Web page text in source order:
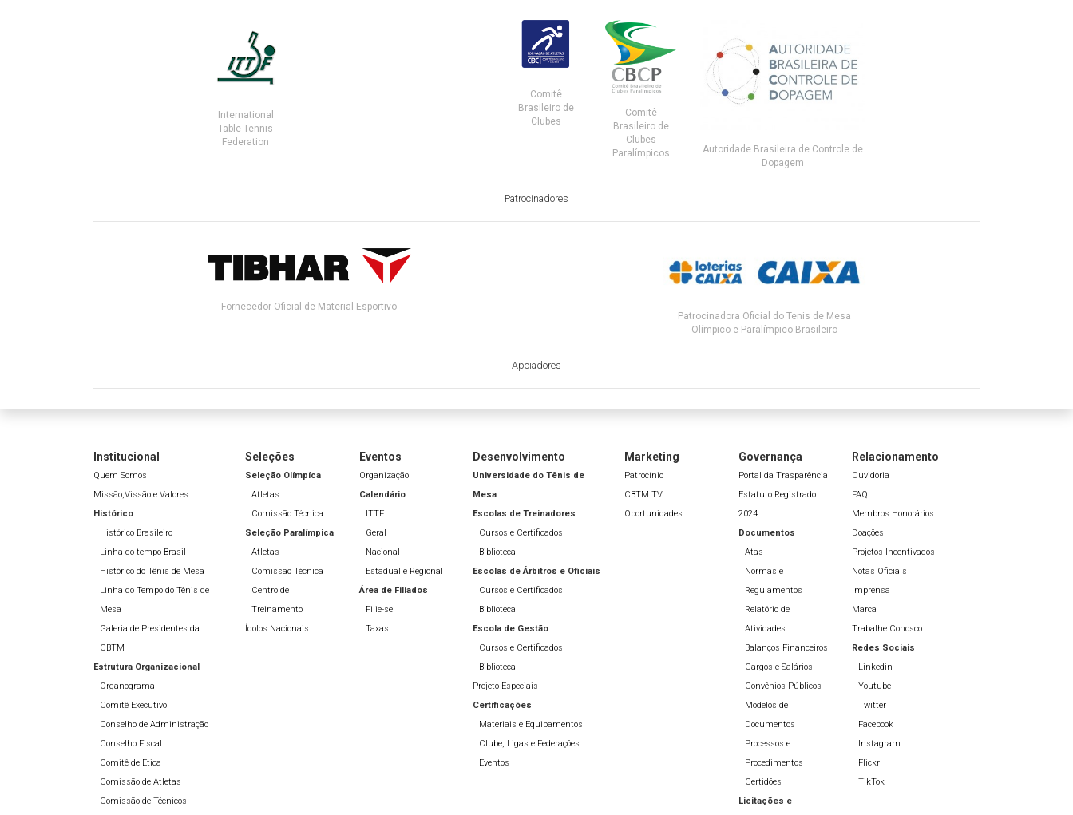
International
Table Tennis
Federation
Comitê
Brasileiro de
Clubes
Comitê
Brasileiro de
Clubes
Paralímpicos
Autoridade Brasileira de Controle de
Dopagem
Patrocinadores
Fornecedor Oficial de Material Esportivo
Patrocinadora Oficial do Tenis de Mesa
Olímpico e Paralímpico Brasileiro
Apoiadores
Institucional
Quem Somos
Missão,Vissão e Valores
Histórico
Histórico Brasileiro
Linha do tempo Brasil
Histórico do Tênis de Mesa
Linha do Tempo do Tênis de
Mesa
Galeria de Presidentes da
CBTM
Estrutura Organizacional
Organograma
Comitê Executivo
Conselho de Administração
Conselho Fiscal
Comitê de Ética
Comissão de Atletas
Comissão de Técnicos
Seleções
Seleção Olímpíca
Atletas
Comissão Técnica
Seleção Paralímpica
Atletas
Comissão Técnica
Centro de
Treinamento
Ídolos Nacionais
Eventos
Organização
Calendário
ITTF
Geral
Nacional
Estadual e Regional
Área de Filiados
Filie-se
Taxas
Desenvolvimento
Universidade do Tênis de
Mesa
Escolas de Treinadores
Cursos e Certificados
Biblioteca
Escolas de Árbitros e Oficiais
Cursos e Certificados
Biblioteca
Escola de Gestão
Cursos e Certificados
Biblioteca
Projeto Especiais
Certificações
Materiais e Equipamentos
Clube, Ligas e Federações
Eventos
Marketing
Patrocínio
CBTM TV
Oportunidades
Governança
Portal da Trasparência
Estatuto Registrado
2024
Documentos
Atas
Normas e
Regulamentos
Relatório de
Atividades
Balanços Financeiros
Cargos e Salários
Convênios Públicos
Modelos de
Documentos
Processos e
Procedimentos
Certidões
Licitações e
Relacionamento
Ouvidoria
FAQ
Membros Honorários
Doações
Projetos Incentivados
Notas Oficiais
Imprensa
Marca
Trabalhe Conosco
Redes Sociais
Linkedin
Youtube
Twitter
Facebook
Instagram
Flickr
TikTok